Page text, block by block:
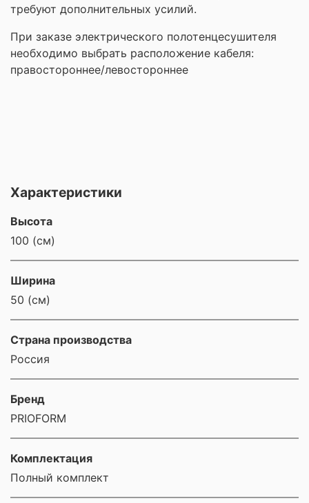
требуют дополнительных усилий.
При заказе электрического полотенцесушителя
необходимо выбрать расположение кабеля:
правостороннее/левостороннее
Характеристики
Высота
100 (см)
Ширина
50 (см)
Страна производства
Россия
Бренд
PRIOFORM
Комплектация
Полный комплект